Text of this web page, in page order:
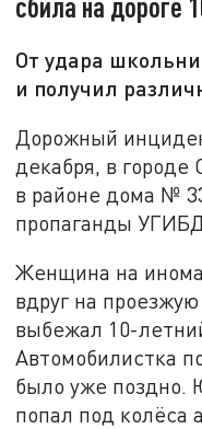
От удара
и получил
Дорожный
декабря, в городе
в районе дома №
пропаганды
Женщина на
вдруг на
выбежал 10-
Автомобилистка
было уже поздно.
попал под колёса